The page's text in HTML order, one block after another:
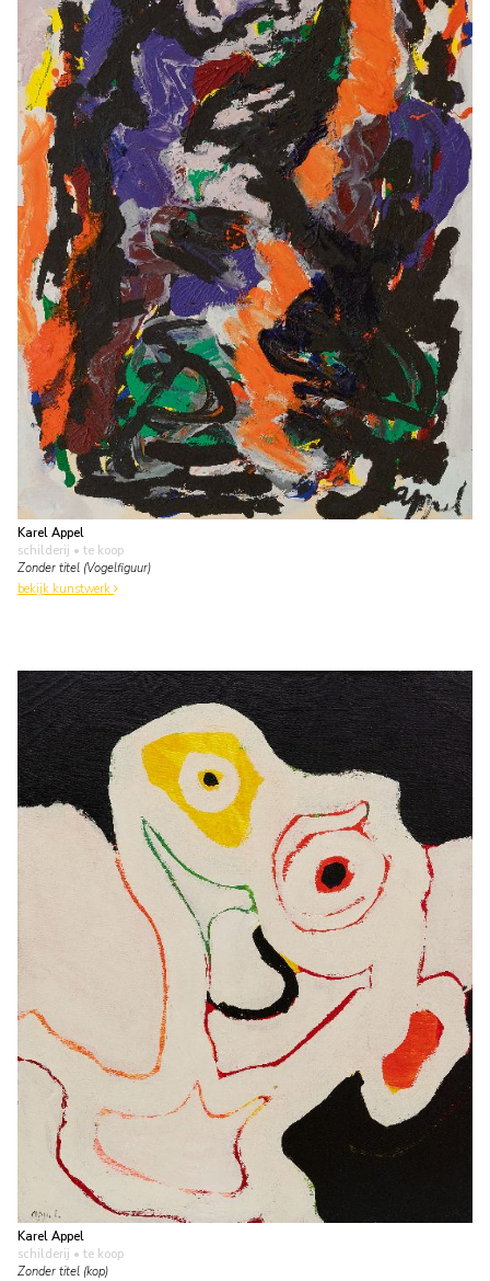
Karel Appel
schilderij • te koop
Zonder titel (Vogelfiguur)
bekijk kunstwerk
Karel Appel
schilderij • te koop
Zonder titel (kop)